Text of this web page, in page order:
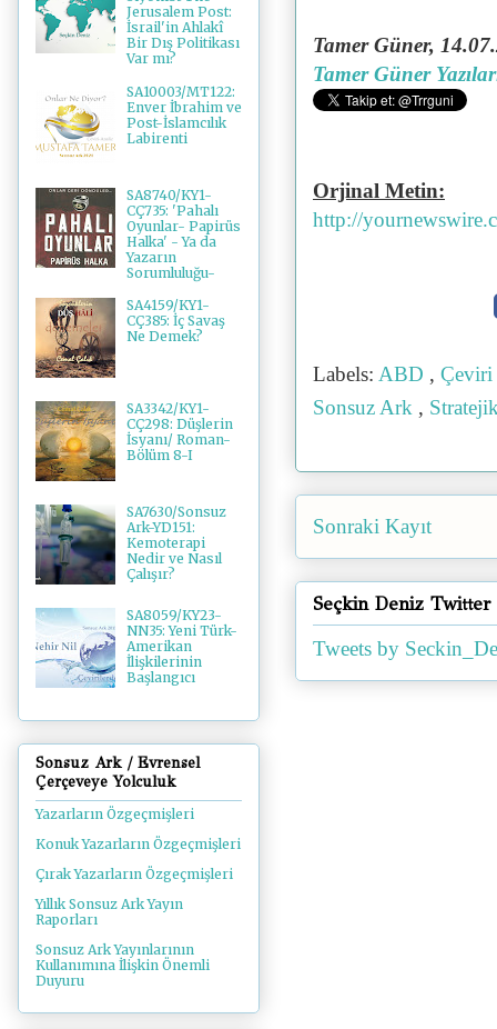
Tamer Güner,
Tamer Güner
Orjinal Metin:
http://
Labels: ABD , Çeviri
Sonsuz Ark ,
Sonraki Kayıt
Seçkin Deniz Twitter
Tweets by
Jerusalem Post:
İsrail'in Ahlakî
Bir Dış Politikası
Var mı?
SA10003/MT122:
Enver İbrahim ve
Post-İslamcılık
Labirenti
SA8740/KY1-
CÇ735: 'Pahalı
Oyunlar- Papirüs
Halka' - Ya da
Yazarın
Sorumluluğu-
SA4159/KY1-
CÇ385: İç Savaş
Ne Demek?
SA3342/KY1-
CÇ298: Düşlerin
İsyanı/ Roman-
Bölüm 8-I
SA7630/Sonsuz
Ark-YD151:
Kemoterapi
Nedir ve Nasıl
Çalışır?
SA8059/KY23-
NN35: Yeni Türk-
Amerikan
İlişkilerinin
Başlangıcı
Sonsuz Ark / Evrensel
Çerçeveye Yolculuk
Yazarların Özgeçmişleri
Konuk Yazarların Özgeçmişleri
Çırak Yazarların Özgeçmişleri
Yıllık Sonsuz Ark Yayın
Raporları
Sonsuz Ark Yayınlarının
Kullanımına İlişkin Önemli
Duyuru